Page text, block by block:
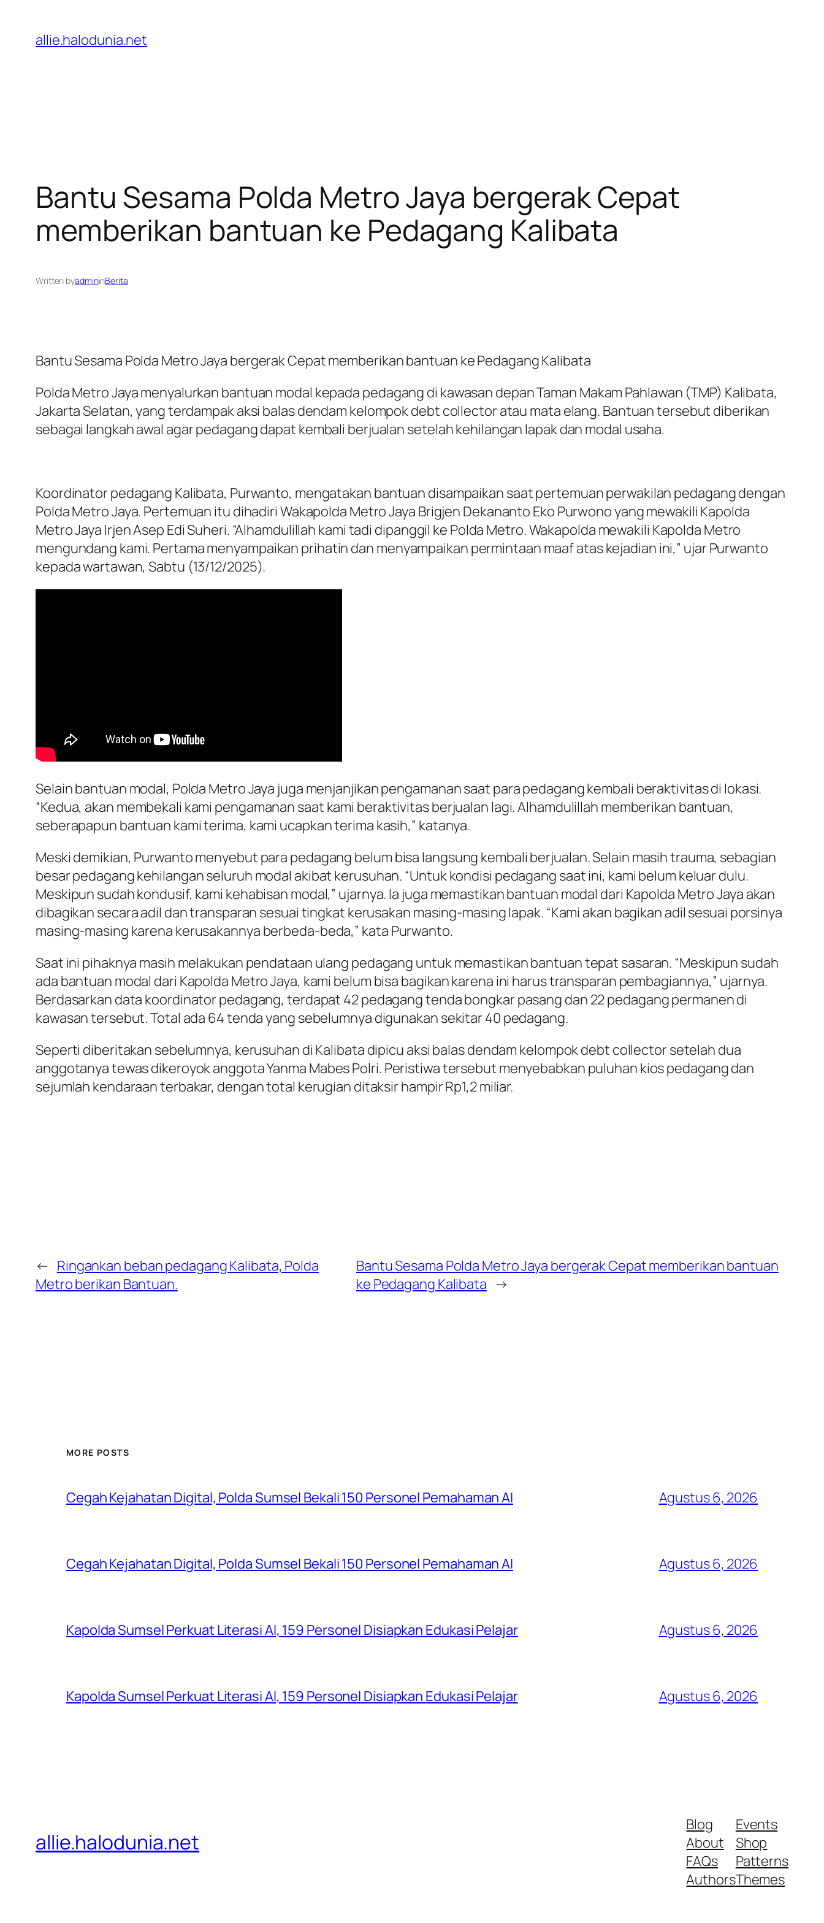
konten
allie.halodunia.net
Bantu Sesama Polda Metro Jaya bergerak Cepat
memberikan bantuan ke Pedagang Kalibata
Written byadmininBerita
Bantu Sesama Polda Metro Jaya bergerak Cepat memberikan bantuan ke Pedagang Kalibata
Polda Metro Jaya menyalurkan bantuan modal kepada pedagang di kawasan depan Taman Makam Pahlawan (TMP) Kalibata,
Jakarta Selatan, yang terdampak aksi balas dendam kelompok debt collector atau mata elang. Bantuan tersebut diberikan
sebagai langkah awal agar pedagang dapat kembali berjualan setelah kehilangan lapak dan modal usaha.
Koordinator pedagang Kalibata, Purwanto, mengatakan bantuan disampaikan saat pertemuan perwakilan pedagang dengan
Polda Metro Jaya. Pertemuan itu dihadiri Wakapolda Metro Jaya Brigjen Dekananto Eko Purwono yang mewakili Kapolda
Metro Jaya Irjen Asep Edi Suheri. “Alhamdulillah kami tadi dipanggil ke Polda Metro. Wakapolda mewakili Kapolda Metro
mengundang kami. Pertama menyampaikan prihatin dan menyampaikan permintaan maaf atas kejadian ini,” ujar Purwanto
kepada wartawan, Sabtu (13/12/2025).
Selain bantuan modal, Polda Metro Jaya juga menjanjikan pengamanan saat para pedagang kembali beraktivitas di lokasi.
“Kedua, akan membekali kami pengamanan saat kami beraktivitas berjualan lagi. Alhamdulillah memberikan bantuan,
seberapapun bantuan kami terima, kami ucapkan terima kasih,” katanya.
Meski demikian, Purwanto menyebut para pedagang belum bisa langsung kembali berjualan. Selain masih trauma, sebagian
besar pedagang kehilangan seluruh modal akibat kerusuhan. “Untuk kondisi pedagang saat ini, kami belum keluar dulu.
Meskipun sudah kondusif, kami kehabisan modal,” ujarnya. Ia juga memastikan bantuan modal dari Kapolda Metro Jaya akan
dibagikan secara adil dan transparan sesuai tingkat kerusakan masing-masing lapak. “Kami akan bagikan adil sesuai porsinya
masing-masing karena kerusakannya berbeda-beda,” kata Purwanto.
Saat ini pihaknya masih melakukan pendataan ulang pedagang untuk memastikan bantuan tepat sasaran. “Meskipun sudah
ada bantuan modal dari Kapolda Metro Jaya, kami belum bisa bagikan karena ini harus transparan pembagiannya,” ujarnya.
Berdasarkan data koordinator pedagang, terdapat 42 pedagang tenda bongkar pasang dan 22 pedagang permanen di
kawasan tersebut. Total ada 64 tenda yang sebelumnya digunakan sekitar 40 pedagang.
Seperti diberitakan sebelumnya, kerusuhan di Kalibata dipicu aksi balas dendam kelompok debt collector setelah dua
anggotanya tewas dikeroyok anggota Yanma Mabes Polri. Peristiwa tersebut menyebabkan puluhan kios pedagang dan
sejumlah kendaraan terbakar, dengan total kerugian ditaksir hampir Rp1,2 miliar.
← Ringankan beban pedagang Kalibata, Polda
Metro berikan Bantuan.
Bantu Sesama Polda Metro Jaya bergerak Cepat memberikan bantuan
ke Pedagang Kalibata →
MORE POSTS
Cegah Kejahatan Digital, Polda Sumsel Bekali 150 Personel Pemahaman AI Agustus 6, 2026
Cegah Kejahatan Digital, Polda Sumsel Bekali 150 Personel Pemahaman AI Agustus 6, 2026
Kapolda Sumsel Perkuat Literasi AI, 159 Personel Disiapkan Edukasi Pelajar Agustus 6, 2026
Kapolda Sumsel Perkuat Literasi AI, 159 Personel Disiapkan Edukasi Pelajar Agustus 6, 2026
allie.halodunia.net
Blog
About
FAQs
Authors
Events
Shop
Patterns
Themes